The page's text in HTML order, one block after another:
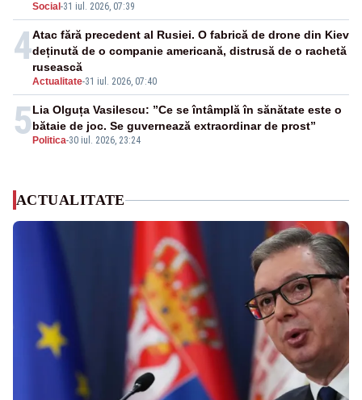
Social -31 iul. 2026, 07:39
4
Actualitate-31 iul. 2026, 07:40
Atac fără precedent al Rusiei. O fabrică de drone din Kiev
deținută de o companie americană, distrusă de o rachetă
rusească
5 Politica-30 iul. 2026, 23:24
Lia Olguța Vasilescu: ”Ce se întâmplă în sănătate este o
bătaie de joc. Se guvernează extraordinar de prost”
ACTUALITATE